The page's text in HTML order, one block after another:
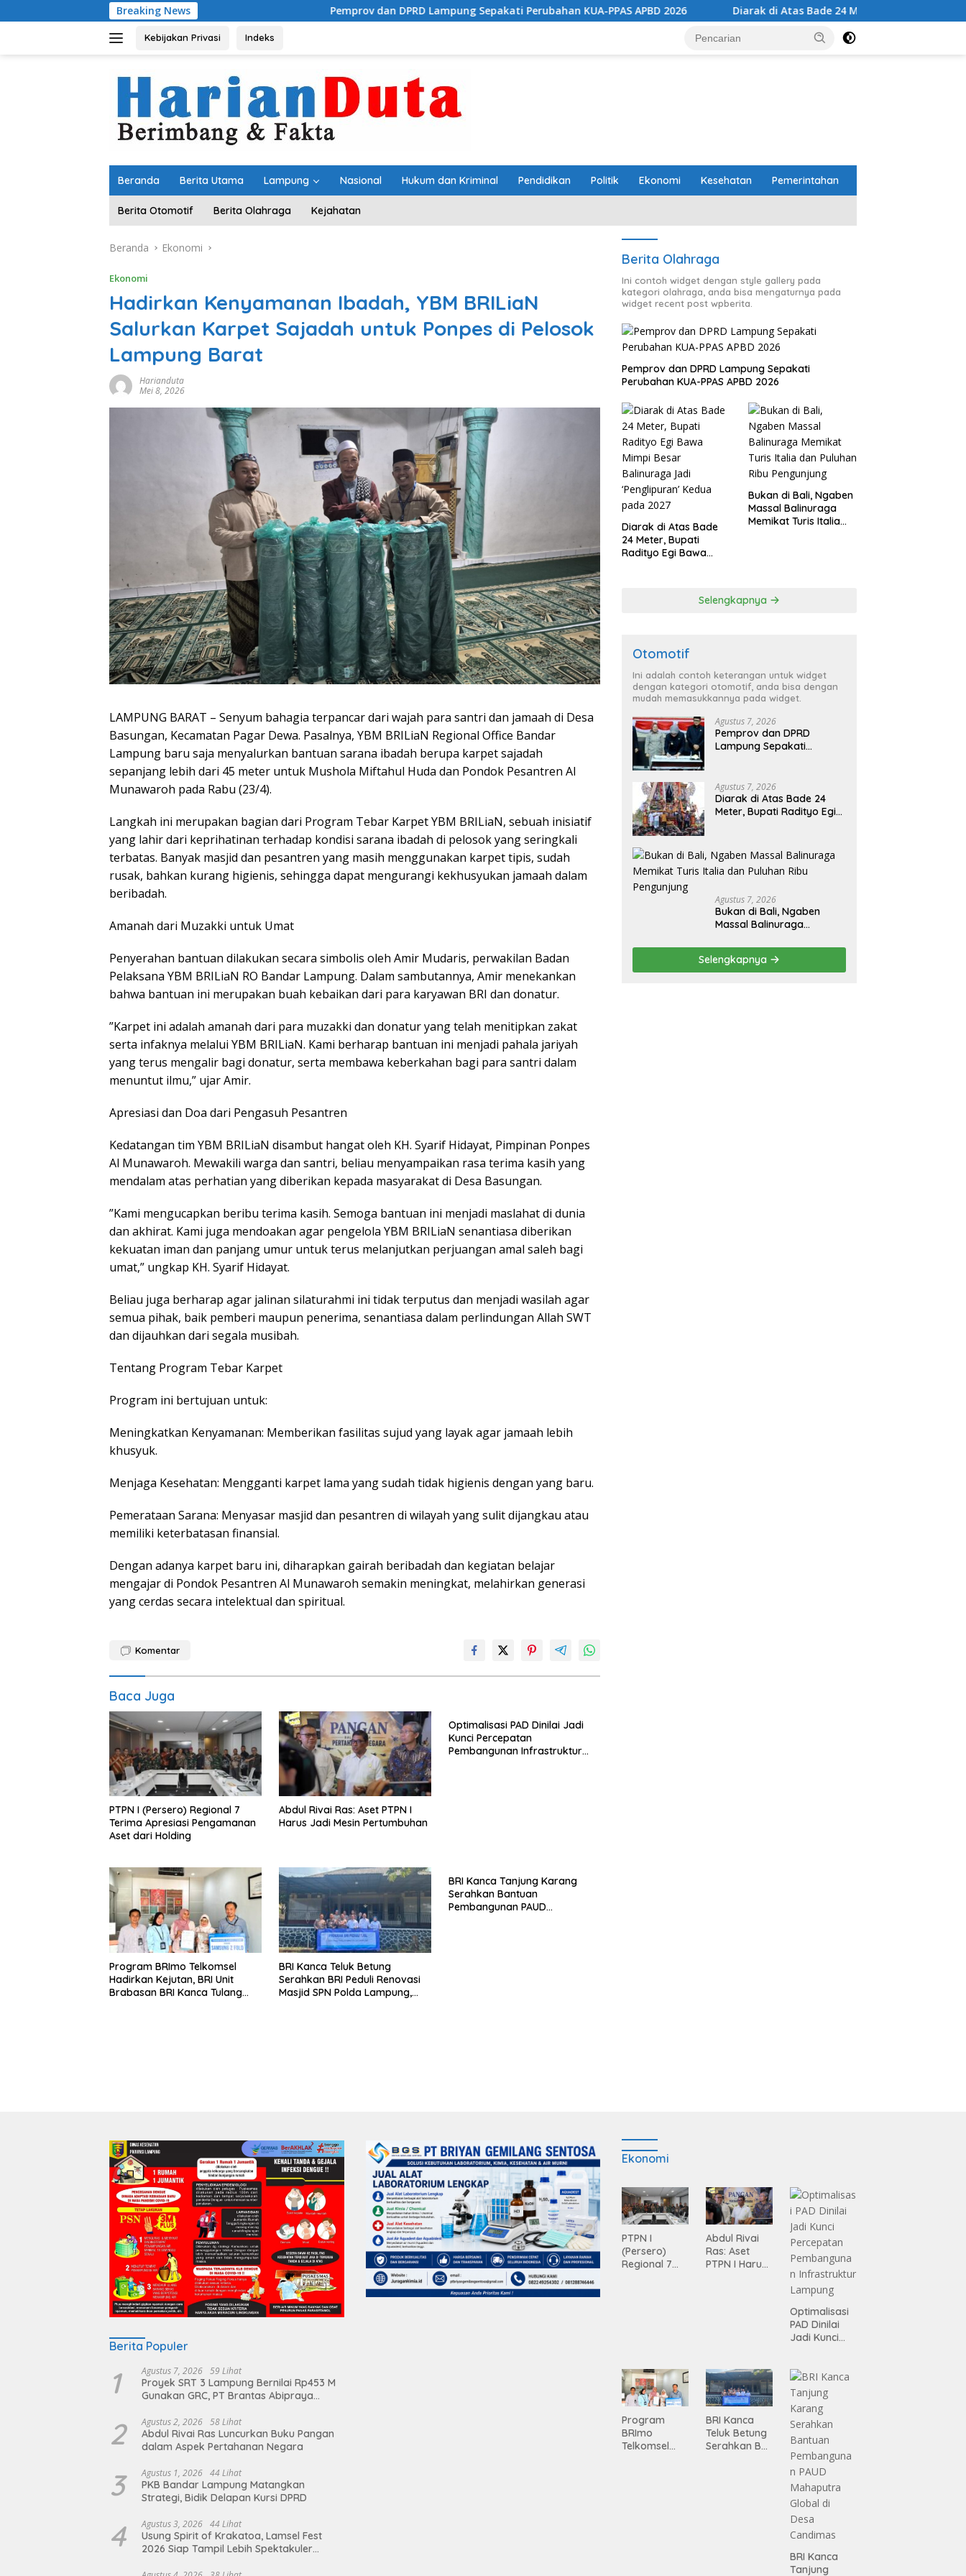
ke
Breaking News Pemprov dan DPRD Lampung Sepakati Perubahan KUA-PPAS APBD 2026 Diarak di Atas Bade 24 Meter, Bupati Radityo Egi Bawa Mimpi
Kebijakan Privasi Indeks
Beranda Berita Utama Lampung Nasional Hukum dan Kriminal Pendidikan Politik Ekonomi Kesehatan Pemerintahan
Berita Otomotif Berita Olahraga Kejahatan
Beranda Ekonomi
Ekonomi
Hadirkan Kenyamanan Ibadah, YBM BRILiaN
Salurkan Karpet Sajadah untuk Ponpes di Pelosok
Lampung Barat
Harianduta
Mei 8, 2026
LAMPUNG BARAT – Senyum bahagia terpancar dari wajah para santri dan jamaah di Desa
Basungan, Kecamatan Pagar Dewa. Pasalnya, YBM BRILiaN Regional Office Bandar
Lampung baru saja menyalurkan bantuan sarana ibadah berupa karpet sajadah
sepanjang lebih dari 45 meter untuk Mushola Miftahul Huda dan Pondok Pesantren Al
Munawaroh pada Rabu (23/4).
​Langkah ini merupakan bagian dari Program Tebar Karpet YBM BRILiaN, sebuah inisiatif
yang lahir dari keprihatinan terhadap kondisi sarana ibadah di pelosok yang seringkali
terbatas. Banyak masjid dan pesantren yang masih menggunakan karpet tipis, sudah
rusak, bahkan kurang higienis, sehingga dapat mengurangi kekhusyukan jamaah dalam
beribadah.
​Amanah dari Muzakki untuk Umat
​Penyerahan bantuan dilakukan secara simbolis oleh Amir Mudaris, perwakilan Badan
Pelaksana YBM BRILiaN RO Bandar Lampung. Dalam sambutannya, Amir menekankan
bahwa bantuan ini merupakan buah kebaikan dari para karyawan BRI dan donatur.
​”Karpet ini adalah amanah dari para muzakki dan donatur yang telah menitipkan zakat
serta infaknya melalui YBM BRILiaN. Kami berharap bantuan ini menjadi pahala jariyah
yang terus mengalir bagi donatur, serta membawa keberkahan bagi para santri dalam
menuntut ilmu,” ujar Amir.
​Apresiasi dan Doa dari Pengasuh Pesantren
​Kedatangan tim YBM BRILiaN disambut hangat oleh KH. Syarif Hidayat, Pimpinan Ponpes
Al Munawaroh. Mewakili warga dan santri, beliau menyampaikan rasa terima kasih yang
mendalam atas perhatian yang diberikan kepada masyarakat di Desa Basungan.
​”Kami mengucapkan beribu terima kasih. Semoga bantuan ini menjadi maslahat di dunia
dan akhirat. Kami juga mendoakan agar pengelola YBM BRILiaN senantiasa diberikan
kekuatan iman dan panjang umur untuk terus melanjutkan perjuangan amal saleh bagi
umat,” ungkap KH. Syarif Hidayat.
​Beliau juga berharap agar jalinan silaturahmi ini tidak terputus dan menjadi wasilah agar
semua pihak, baik pemberi maupun penerima, senantiasa dalam perlindungan Allah SWT
dan dijauhkan dari segala musibah.
​Tentang Program Tebar Karpet
​Program ini bertujuan untuk:
​Meningkatkan Kenyamanan: Memberikan fasilitas sujud yang layak agar jamaah lebih
khusyuk.
​Menjaga Kesehatan: Mengganti karpet lama yang sudah tidak higienis dengan yang baru.
​Pemerataan Sarana: Menyasar masjid dan pesantren di wilayah yang sulit dijangkau atau
memiliki keterbatasan finansial.
​Dengan adanya karpet baru ini, diharapkan gairah beribadah dan kegiatan belajar
mengajar di Pondok Pesantren Al Munawaroh semakin meningkat, melahirkan generasi
yang cerdas secara intelektual dan spiritual.
Komentar
Baca Juga
PTPN I (Persero) Regional 7
Terima Apresiasi Pengamanan
Aset dari Holding
Abdul Rivai Ras: Aset PTPN I
Harus Jadi Mesin Pertumbuhan
Optimalisasi PAD Dinilai Jadi
Kunci Percepatan
Pembangunan Infrastruktur
Program BRImo Telkomsel
Hadirkan Kejutan, BRI Unit
Brabasan BRI Kanca Tulang
BRI Kanca Teluk Betung
Serahkan BRI Peduli Renovasi
Masjid SPN Polda Lampung,
BRI Kanca Tanjung Karang
Serahkan Bantuan
Pembangunan PAUD
Berita Olahraga
Ini contoh widget dengan style gallery pada
kategori olahraga, anda bisa mengaturnya pada
widget recent post wpberita.
Pemprov dan DPRD Lampung Sepakati
Perubahan KUA-PPAS APBD 2026
Diarak di Atas Bade
24 Meter, Bupati
Radityo Egi Bawa
Bukan di Bali, Ngaben
Massal Balinuraga
Memikat Turis Italia
Selengkapnya
Otomotif
Ini adalah contoh keterangan untuk widget
dengan kategori otomotif, anda bisa dengan
mudah memasukkannya pada widget.
Agustus 7, 2026
Pemprov dan DPRD
Lampung Sepakati
Agustus 7, 2026
Diarak di Atas Bade 24
Meter, Bupati Radityo Egi
‘Penglipuran’ Kedua pada
2027
Agustus 7, 2026
Bukan di Bali, Ngaben
Massal Balinuraga
Puluhan Ribu Pengunjung
Selengkapnya
Berita Populer
1 Agustus 7, 2026 59 Lihat
Proyek SRT 3 Lampung Bernilai Rp453 M
Gunakan GRC, PT Brantas Abipraya
2 Agustus 2, 2026 58 Lihat
Abdul Rivai Ras Luncurkan Buku Pangan
dalam Aspek Pertahanan Negara
3 Agustus 1, 2026 44 Lihat
PKB Bandar Lampung Matangkan
Strategi, Bidik Delapan Kursi DPRD
4 Agustus 3, 2026 44 Lihat
Usung Spirit of Krakatoa, Lamsel Fest
2026 Siap Tampil Lebih Spektakuler
Ekonomi
PTPN I
(Persero)
Regional 7
Abdul Rivai
Ras: Aset
PTPN I Harus
Optimalisasi
PAD Dinilai
Jadi Kunci
n
Infrastruktur
Lampung
Program
BRImo
Telkomsel
BRI Kanca
Teluk Betung
Serahkan BRI
BRI Kanca
Tanjung